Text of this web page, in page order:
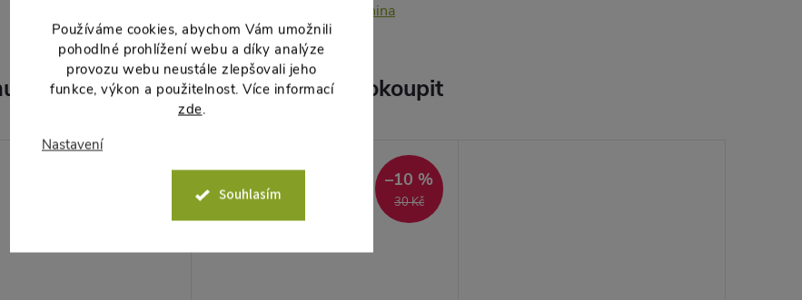
Používáme cookies, abychom Vám umožnili
pohodlné prohlížení webu a díky analýze
provozu webu neustále zlepšovali jeho
funkce, výkon a použitelnost. Více informací
zde.
Nastavení
Souhlasím
Zelenina
produktu doporučujeme ještě dokoupit
Akce
30 Kč
–10 %